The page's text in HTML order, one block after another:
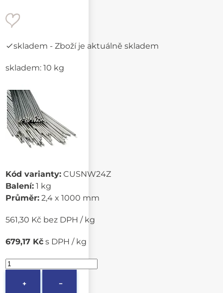
skladem - Zboží je aktuálně skladem
skladem: 10 kg
Kód varianty: CUSNW24Z
Balení: 1 kg
Průměr: 2,4 x 1000 mm
561,30 Kč bez DPH / kg
679,17 Kč s DPH / kg
+ −